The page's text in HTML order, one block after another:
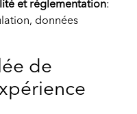
et réglementation:
données
de